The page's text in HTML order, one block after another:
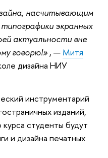
насчитывающим
экранных
актуальности вне
говорю!» , — Митя
дизайна НИУ
инструментарий
изданий,
студенты будут
и дизайна печатных